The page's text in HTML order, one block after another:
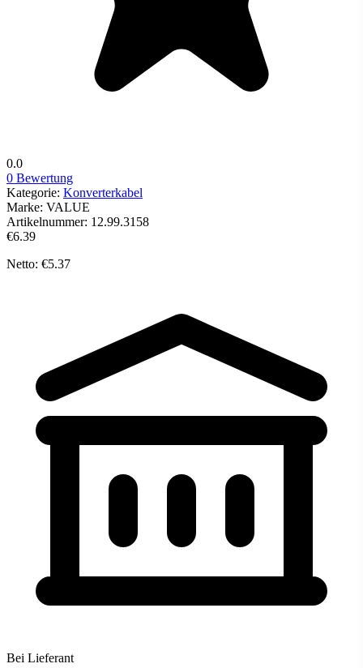
0.0
0 Bewertung
Kategorie: Konverterkabel
Marke: VALUE
Artikelnummer: 12.99.3158
€6.39
Netto: €5.37
Bei Lieferant